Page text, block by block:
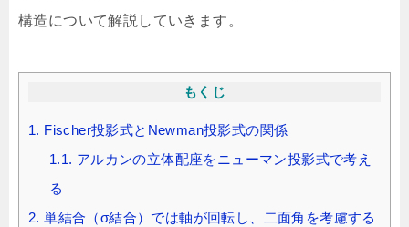
構造について解説していきます。
もくじ
1. Fischer投影式とNewman投影式の関係
1.1. アルカンの立体配座をニューマン投影式で考え
る
2. 単結合（σ結合）では軸が回転し、二面角を考慮する